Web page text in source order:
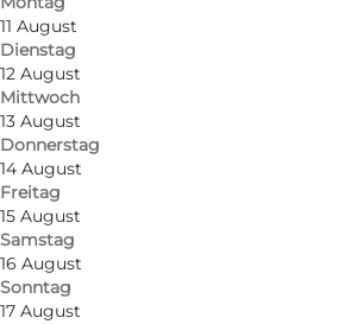
11 August
Dienstag
12 August
Mittwoch
13 August
Donnerstag
14 August
Freitag
15 August
Samstag
16 August
Sonntag
17 August
Viggos, und Ølkælderen mit
Raucherraum. Die Einrichtung
von Holzmöbeln und
durchdrungen, die den Gästen
"das Date getrunken haben",
Meinung nach zu einer
Atmosphäre beiträgt.
Im Viggos gibt es eine große
Getränken für jeden
Bier oder Apfelwein